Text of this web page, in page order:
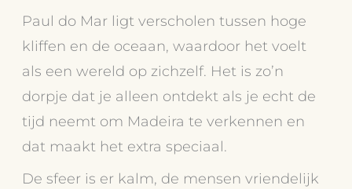
Paul do Mar ligt verscholen tussen hoge
kliffen en de oceaan, waardoor het voelt
als een wereld op zichzelf. Het is zo’n
dorpje dat je alleen ontdekt als je echt de
tijd neemt om Madeira te verkennen en
dat maakt het extra speciaal.
De sfeer is er kalm, de mensen vriendelijk